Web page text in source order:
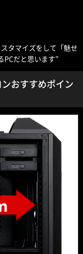
タマイズをして「魅せ
PCだと思います”
おすすめポイン